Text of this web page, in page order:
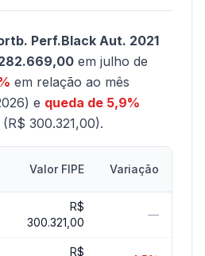
Perf.Black Aut. 2021
em julho de
em relação ao mês
e queda de 5,9%
300.321,00).
Valor FIPE Variação
R$
300.321,00
—
R$